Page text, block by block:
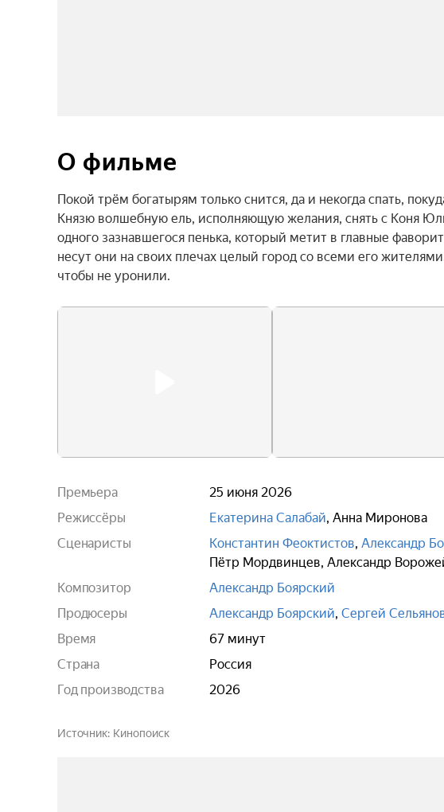
О фильме
Покой трём богатырям только снится, да и некогда спать,
Князю волшебную ель, исполняющую желания, снять с Коня
одного зазнавшегося пенька, который метит в главные
несут они на своих плечах целый город со всеми его
чтобы не уронили.
Премьера
25 июня 2026
Режиссёры
Екатерина Салабай, Анна Миронова
Сценаристы
Константин Феоктистов, Александр
Пётр Мордвинцев, Александр
Композитор
Александр Боярский
Продюсеры
Александр Боярский, Сергей
Время
67 минут
Страна
Россия
Год производства
2026
Источник Кинопоиск